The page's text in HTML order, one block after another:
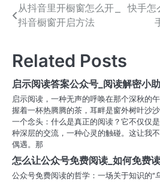
文
章
导
航
从抖音里开橱窗怎么开_
抖音橱窗开启方法
快手怎
Related Posts
启示阅读答案公众号_阅读解密小
启示阅读，一种无声的呼唤在那个深秋的
握着一杯热腾腾的茶，耳畔是窗外树叶沙
一个念头：什么是真正的阅读？它不仅仅
种深层的交流，一种心灵的触碰。这让我
偶遇。那
怎么让公众号免费阅读_如何免费
公众号免费阅读的哲学：一场关于知识的“